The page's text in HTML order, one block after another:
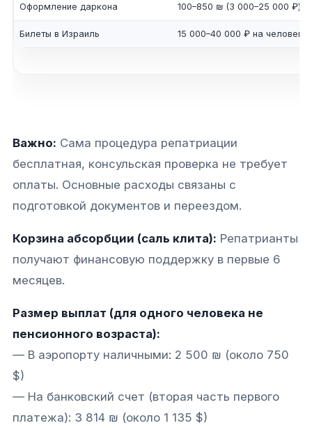
Оформление даркона 100–850 ₪ (3 000–25 000 ₽)
Билеты в Израиль 15 000–40 000 ₽ на человека
Важно: Сама процедура репатриации
бесплатная, консульская проверка не требует
оплаты. Основные расходы связаны с
подготовкой документов и переездом.
Корзина абсорбции (саль клита): Репатрианты
получают финансовую поддержку в первые 6
месяцев.
Размер выплат (для одного человека не
пенсионного возраста):
— В аэропорту наличными: 2 500 ₪ (около 750
$)
— На банковский счет (вторая часть первого
платежа): 3 814 ₪ (около 1 135 $)